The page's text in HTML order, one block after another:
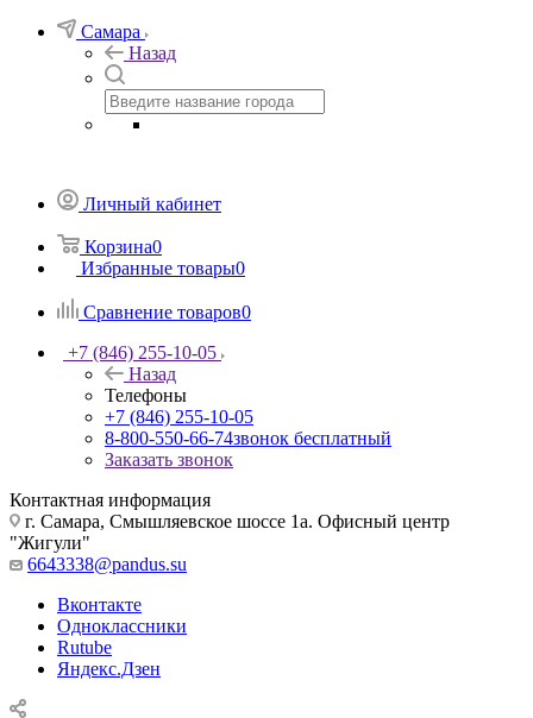
Самара
Назад
Личный кабинет
Корзина0
Избранные товары0
Сравнение товаров0
+7 (846) 255-10-05
Назад
Телефоны
+7 (846) 255-10-05
8-800-550-66-74звонок бесплатный
Заказать звонок
Контактная информация
г. Самара, Смышляевское шоссе 1а. Офисный центр
"Жигули"
6643338@pandus.su
Вконтакте
Одноклассники
Rutube
Яндекс.Дзен